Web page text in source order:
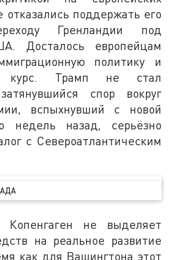
отказались поддержать его
Гренландии под
Досталось европейцам
политику и
курс. Трамп не стал
спор вокруг
вспыхнувший с новой
недель назад, серьёзно
с Североатлантическим
не выделяет
на реальное развитие
как для Вашингтона этот